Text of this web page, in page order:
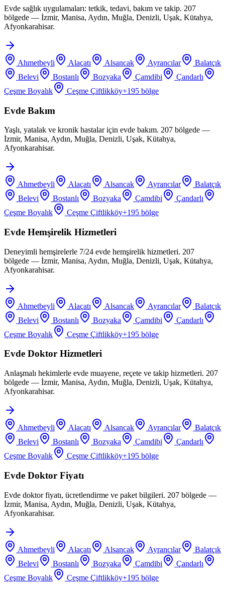
Evde sağlık uygulamaları: tetkik, tedavi, bakım ve takip. 207
bölgede — İzmir, Manisa, Aydın, Muğla, Denizli, Uşak, Kütahya,
Afyonkarahisar.
Ahmetbeyli Alaçatı Alsancak Ayrancılar
Balatçık
Belevi
Bostanlı Bozyaka Çamdibi
Çandarlı
Çeşme Boyalık
Çeşme Çiftlikköy+195 bölge
Evde Bakım
Yaşlı, yatalak ve kronik hastalar için evde bakım. 207 bölgede —
İzmir, Manisa, Aydın, Muğla, Denizli, Uşak, Kütahya,
Afyonkarahisar.
Ahmetbeyli Alaçatı Alsancak Ayrancılar
Balatçık
Belevi
Bostanlı Bozyaka Çamdibi
Çandarlı
Çeşme Boyalık
Çeşme Çiftlikköy+195 bölge
Evde Hemşirelik Hizmetleri
Deneyimli hemşirelerle 7/24 evde hemşirelik hizmetleri. 207
bölgede — İzmir, Manisa, Aydın, Muğla, Denizli, Uşak, Kütahya,
Afyonkarahisar.
Ahmetbeyli Alaçatı Alsancak Ayrancılar
Balatçık
Belevi
Bostanlı Bozyaka Çamdibi
Çandarlı
Çeşme Boyalık
Çeşme Çiftlikköy+195 bölge
Evde Doktor Hizmetleri
Anlaşmalı hekimlerle evde muayene, reçete ve takip hizmetleri. 207
bölgede — İzmir, Manisa, Aydın, Muğla, Denizli, Uşak, Kütahya,
Afyonkarahisar.
Ahmetbeyli Alaçatı Alsancak Ayrancılar
Balatçık
Belevi
Bostanlı Bozyaka Çamdibi
Çandarlı
Çeşme Boyalık
Çeşme Çiftlikköy+195 bölge
Evde Doktor Fiyatı
Evde doktor fiyatı, ücretlendirme ve paket bilgileri. 207 bölgede —
İzmir, Manisa, Aydın, Muğla, Denizli, Uşak, Kütahya,
Afyonkarahisar.
Ahmetbeyli Alaçatı Alsancak Ayrancılar
Balatçık
Belevi
Bostanlı Bozyaka Çamdibi
Çandarlı
Çeşme Boyalık
Çeşme Çiftlikköy+195 bölge